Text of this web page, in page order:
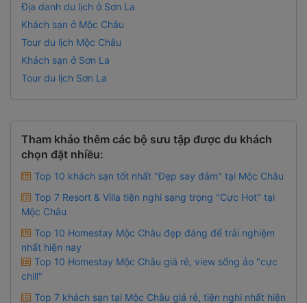
Địa danh du lịch ở Sơn La
Khách sạn ở Mộc Châu
Tour du lịch Mộc Châu
Khách sạn ở Sơn La
Tour du lịch Sơn La
Tham khảo thêm các bộ sưu tập được du khách
chọn đặt nhiều:
Top 10 khách sạn tốt nhất "Đẹp say đắm" tại Mộc Châu
Top 7 Resort & Villa tiện nghi sang trọng "Cực Hot" tại
Mộc Châu
Top 10 Homestay Mộc Châu đẹp đáng để trải nghiệm
nhất hiện nay
Top 10 Homestay Mộc Châu giá rẻ, view sống ảo "cực
chill"
Top 7 khách sạn tại Mộc Châu giá rẻ, tiện nghi nhất hiện